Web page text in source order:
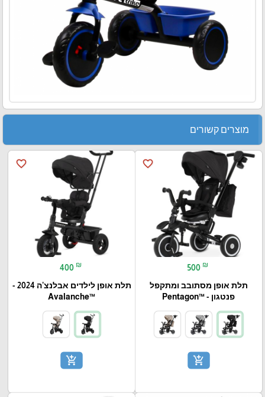
מוצרים קשורים
favorite_border
500 ₪
תלת אופן מסתובב ומתקפל
פנטגון - ™Pentagon
add_shopping_cart
favorite_border
400 ₪
תלת אופן לילדים אבלנצ'ה 2024 -
™Avalanche
add_shopping_cart